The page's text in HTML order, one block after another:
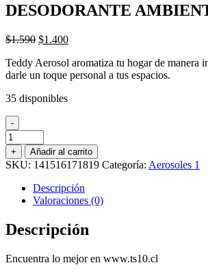
DESODORANTE
$1.590 El
original
era:
$1.400El
actual
es:
Teddy Aerosol aromatiza tu hogar de manera
darle un toque personal a tus espacios.
35 disponibles
-
DESODORANTE
AMBIENTAL
TEDDY
PRIMAVERA
ML.
cantidad
+ Añadir al carrito
SKU: 141516171819 Categoría: Aerosoles 1
Descripción
Valoraciones (0)
Descripción
Encuentra lo mejor en www.ts10.cl